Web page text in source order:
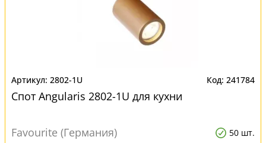
2802-1U 241784
Спот Angularis 2802-1U для кухни
Favourite (Германия) 50 шт.